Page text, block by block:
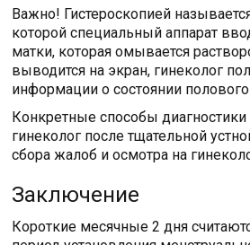
Важно! Гистероскопией
которой специальный аппарат
матки, которая омывается
выводится на экран, гинеколог
информации о состоянии полового
Конкретные способы диагностики
гинеколог после тщательной
сбора жалоб и осмотра на
Заключение
Короткие месячные 2 дня